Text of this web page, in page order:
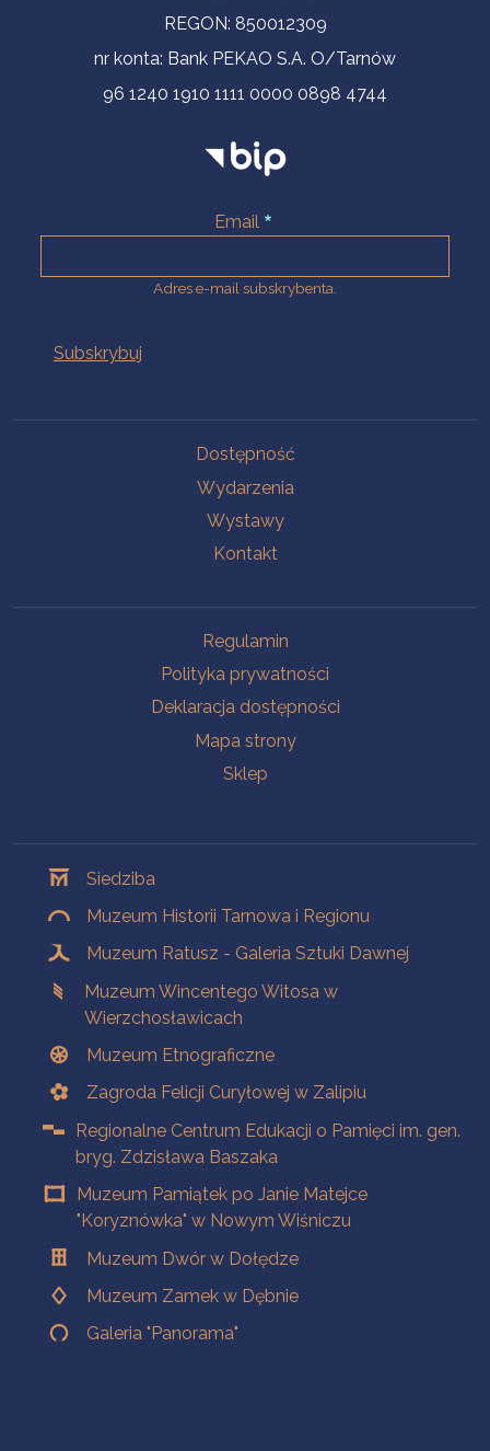
REGON: 850012309
nr konta: Bank PEKAO S.A. O/Tarnów
96 1240 1910 1111 0000 0898 4744
Email
Adres e-mail subskrybenta.
Dostępność
Wydarzenia
Wystawy
Kontakt
Regulamin
Polityka prywatności
Deklaracja dostępności
Mapa strony
Sklep
Siedziba
Muzeum Historii Tarnowa i Regionu
Muzeum Ratusz - Galeria Sztuki Dawnej
Muzeum Wincentego Witosa w
Wierzchosławicach
Muzeum Etnograficzne
Zagroda Felicji Curyłowej w Zalipiu
Regionalne Centrum Edukacji o Pamięci im. gen.
bryg. Zdzisława Baszaka
Muzeum Pamiątek po Janie Matejce
"Koryznówka" w Nowym Wiśniczu
Muzeum Dwór w Dołędze
Muzeum Zamek w Dębnie
Galeria "Panorama"